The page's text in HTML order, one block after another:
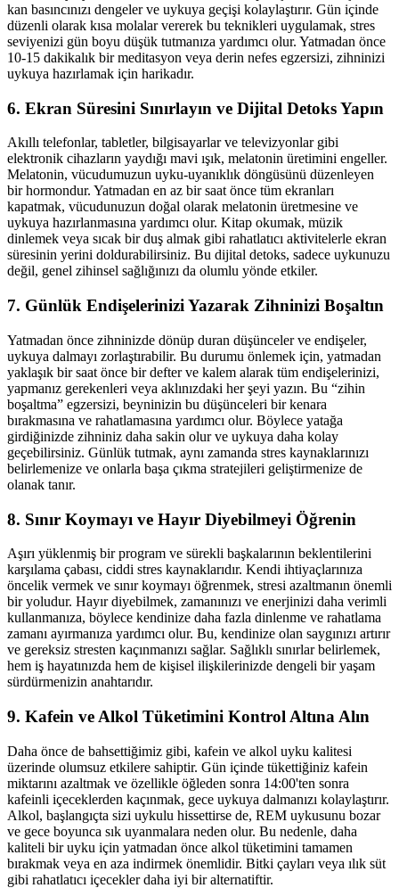
kan basıncınızı dengeler ve uykuya geçişi kolaylaştırır. Gün içinde
düzenli olarak kısa molalar vererek bu teknikleri uygulamak, stres
seviyenizi gün boyu düşük tutmanıza yardımcı olur. Yatmadan önce
10-15 dakikalık bir meditasyon veya derin nefes egzersizi, zihninizi
uykuya hazırlamak için harikadır.
6. Ekran Süresini Sınırlayın ve Dijital Detoks Yapın
Akıllı telefonlar, tabletler, bilgisayarlar ve televizyonlar gibi
elektronik cihazların yaydığı mavi ışık, melatonin üretimini engeller.
Melatonin, vücudumuzun uyku-uyanıklık döngüsünü düzenleyen
bir hormondur. Yatmadan en az bir saat önce tüm ekranları
kapatmak, vücudunuzun doğal olarak melatonin üretmesine ve
uykuya hazırlanmasına yardımcı olur. Kitap okumak, müzik
dinlemek veya sıcak bir duş almak gibi rahatlatıcı aktivitelerle ekran
süresinin yerini doldurabilirsiniz. Bu dijital detoks, sadece uykunuzu
değil, genel zihinsel sağlığınızı da olumlu yönde etkiler.
7. Günlük Endişelerinizi Yazarak Zihninizi Boşaltın
Yatmadan önce zihninizde dönüp duran düşünceler ve endişeler,
uykuya dalmayı zorlaştırabilir. Bu durumu önlemek için, yatmadan
yaklaşık bir saat önce bir defter ve kalem alarak tüm endişelerinizi,
yapmanız gerekenleri veya aklınızdaki her şeyi yazın. Bu “zihin
boşaltma” egzersizi, beyninizin bu düşünceleri bir kenara
bırakmasına ve rahatlamasına yardımcı olur. Böylece yatağa
girdiğinizde zihniniz daha sakin olur ve uykuya daha kolay
geçebilirsiniz. Günlük tutmak, aynı zamanda stres kaynaklarınızı
belirlemenize ve onlarla başa çıkma stratejileri geliştirmenize de
olanak tanır.
8. Sınır Koymayı ve Hayır Diyebilmeyi Öğrenin
Aşırı yüklenmiş bir program ve sürekli başkalarının beklentilerini
karşılama çabası, ciddi stres kaynaklarıdır. Kendi ihtiyaçlarınıza
öncelik vermek ve sınır koymayı öğrenmek, stresi azaltmanın önemli
bir yoludur. Hayır diyebilmek, zamanınızı ve enerjinizi daha verimli
kullanmanıza, böylece kendinize daha fazla dinlenme ve rahatlama
zamanı ayırmanıza yardımcı olur. Bu, kendinize olan saygınızı artırır
ve gereksiz stresten kaçınmanızı sağlar. Sağlıklı sınırlar belirlemek,
hem iş hayatınızda hem de kişisel ilişkilerinizde dengeli bir yaşam
sürdürmenizin anahtarıdır.
9. Kafein ve Alkol Tüketimini Kontrol Altına Alın
Daha önce de bahsettiğimiz gibi, kafein ve alkol uyku kalitesi
üzerinde olumsuz etkilere sahiptir. Gün içinde tükettiğiniz kafein
miktarını azaltmak ve özellikle öğleden sonra 14:00'ten sonra
kafeinli içeceklerden kaçınmak, gece uykuya dalmanızı kolaylaştırır.
Alkol, başlangıçta sizi uykulu hissettirse de, REM uykusunu bozar
ve gece boyunca sık uyanmalara neden olur. Bu nedenle, daha
kaliteli bir uyku için yatmadan önce alkol tüketimini tamamen
bırakmak veya en aza indirmek önemlidir. Bitki çayları veya ılık süt
gibi rahatlatıcı içecekler daha iyi bir alternatiftir.